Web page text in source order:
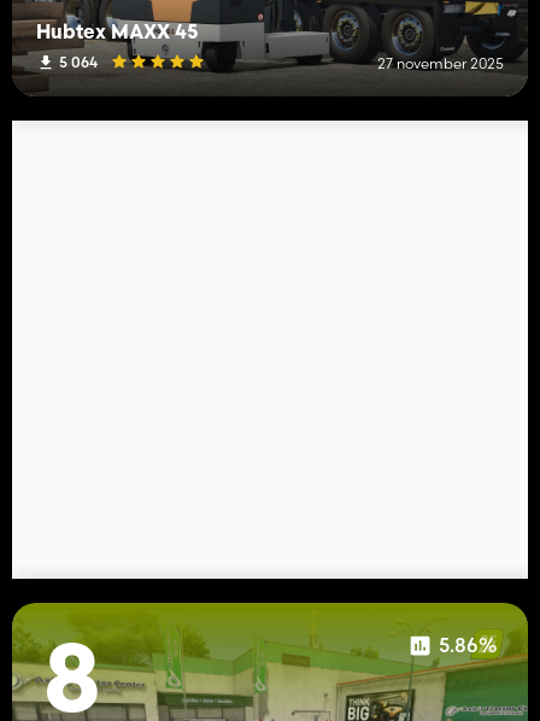
Hubtex MAXX 45
5 064 27 november 2025
8 5.86%